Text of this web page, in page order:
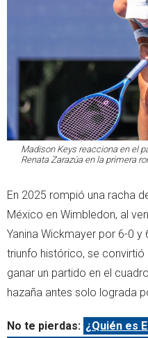
Madison Keys reacciona en el
Renata Zarazúa en la primera
En 2025 rompió una racha
México en Wimbledon, al
Yanina Wickmayer por 6-0 y
triunfo histórico, se convirtió
ganar un partido en el
hazaña antes solo lograda
No te pierdas: ¿Quién es